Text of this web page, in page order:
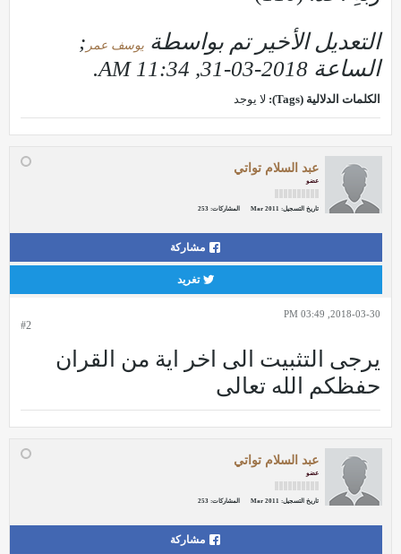
التعديل الأخير تم بواسطة يوسف عمر ;
الساعة 2018-03-31, 11:34 AM
.
الكلمات الدلالية (Tags): لا يوجد
عبد السلام تواتي
عضو
تاريخ التسجيل: Mar 2011 المشاركات: 253
مشاركة
تغريد
#2
2018-03-30, 03:49 PM
يرجى التثبيت الى اخر اية من القران
حفظكم الله تعالى
عبد السلام تواتي
عضو
تاريخ التسجيل: Mar 2011 المشاركات: 253
مشاركة